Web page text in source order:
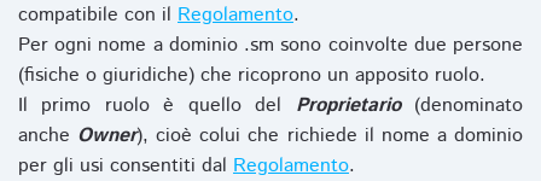
compatibile con il Regolamento.
Per ogni nome a dominio .sm sono coinvolte due persone
(fisiche o giuridiche) che ricoprono un apposito ruolo.
Il primo ruolo è quello del Proprietario(denominato
anche Owner), cioè colui che richiede il nome a dominio
per gli usi consentiti dal Regolamento.